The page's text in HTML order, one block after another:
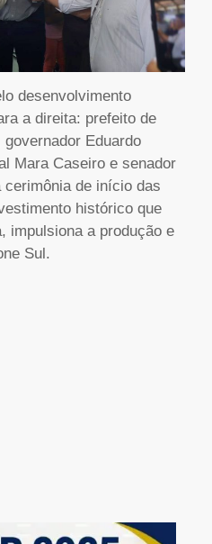
desenvolvimento
a direita: prefeito de
Eduardo
Mara Caseiro e senador
cerimônia de início das
histórico que
impulsiona a produção e
Sul.